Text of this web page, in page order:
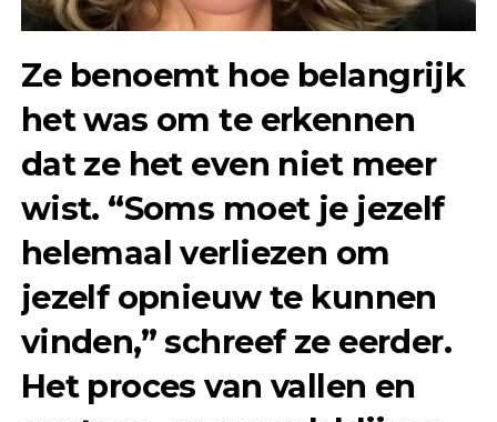
Ze benoemt hoe belangrijk
het was om te erkennen
dat ze het even niet meer
wist. “Soms moet je jezelf
helemaal verliezen om
jezelf opnieuw te kunnen
vinden,” schreef ze eerder.
Het proces van vallen en